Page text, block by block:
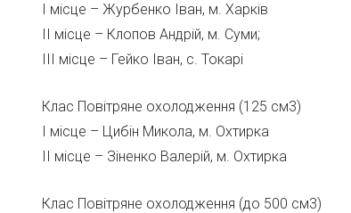
І місце – Журбенко Іван, м. Харків
ІІ місце – Клопов Андрій, м. Суми;
ІІІ місце – Гейко Іван, с. Токарі
Клас Повітряне охолодження (125 см3)
І місце – Цибін Микола, м. Охтирка
ІІ місце – Зіненко Валерій, м. Охтирка
Клас Повітряне охолодження (до 500 см3)